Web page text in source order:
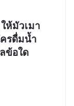
ห้มัวเมา
รดื่มน้ำ
ข้อใด